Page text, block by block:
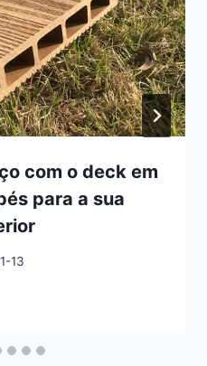
com o deck em
para a sua
13